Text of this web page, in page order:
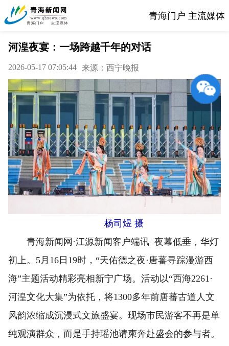
青海门户 主流媒体
河湟夜宴：一场跨越千年的对话
2026-05-17 07:05:44 来源：西宁晚报
杨司煜 摄
青海新闻网·江源新闻客户端讯 夜幕低垂，华灯
初上。5月16日19时，“天佑德之夜·唐蕃寻踪漫游西
海”主题活动精彩亮相新宁广场。活动以“西海2261·
河湟文化大集”为依托，将1300多年前唐蕃古道人文
风韵浓缩成沉浸式文旅盛宴。现场市民游客不再是单
纯观演群众，而是手持瑶池请柬奔赴盛会的参与者。